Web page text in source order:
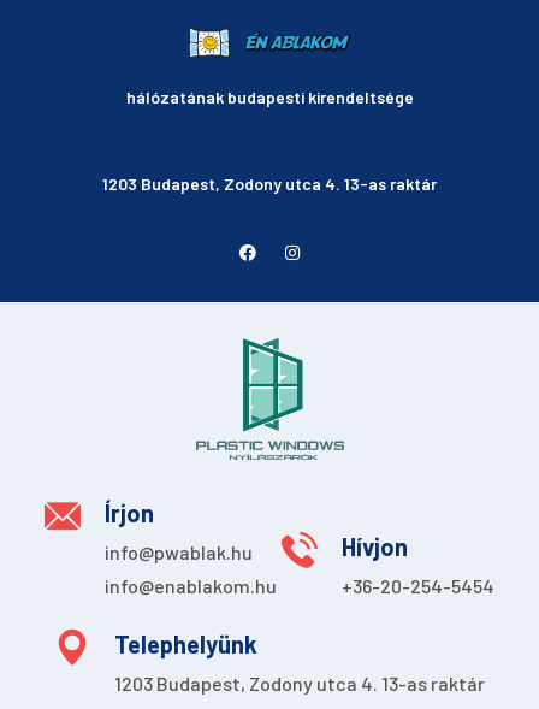
hálózatának budapesti kirendeltsége
1203 Budapest, Zodony utca 4. 13-as raktár
Írjon
info@pwablak.hu
info@enablakom.hu
Hívjon
+36-20-254-5454
Telephelyünk
1203 Budapest, Zodony utca 4. 13-as raktár